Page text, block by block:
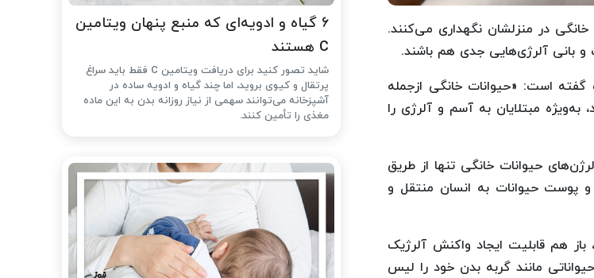
در منزلشان نگهداری می‌کنند.
و بانی آلرژی‌هایی جدی هم باشند.
گفته است: «حیوانات خانگی ازجمله
مبتلایان به آسم و آلرژی را
حیوانات خانگی تنها از طریق
و پوست حیوانات به انسان منتقل و
هم قابلیت ایجاد واکنش آلرژیک
مانند گربه بدن خود را لیس
۶ گیاه و ادویه‌ای که منبع پنهان ویتامین
C هستند
شاید تصور کنید برای دریافت ویتامین C فقط باید سراغ
پرتقال و کیوی بروید، اما چند گیاه و ادویه ساده در
آشپزخانه می‌توانند سهمی از نیاز روزانه بدن به این ماده
مغذی را تأمین کنند.